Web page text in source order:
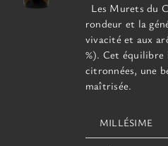
Les Murets du
rondeur et la
vivacité et aux
%). Cet équilibre
citronnées, une
maîtrisée.
MILLÉSIME